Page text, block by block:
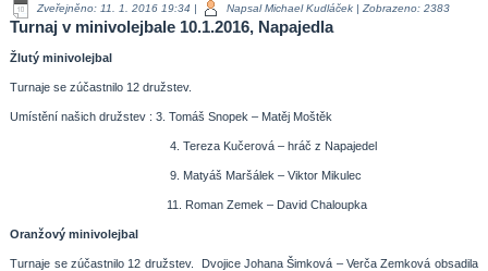
Zveřejněno: 11. 1. 2016 19:34 | Napsal Michael Kudláček | Zobrazeno: 2383
Turnaj v minivolejbale 10.1.2016, Napajedla
Žlutý minivolejbal
Turnaje se zúčastnilo 12 družstev.
Umístění našich družstev : 3. Tomáš Snopek – Matěj Moštěk
4. Tereza Kučerová – hráč z Napajedel
9. Matyáš Maršálek – Viktor Mikulec
11. Roman Zemek – David Chaloupka
Oranžový minivolejbal
Turnaje se zúčastnilo 12 družstev. Dvojice Johana Šimková – Verča Zemková obsadila